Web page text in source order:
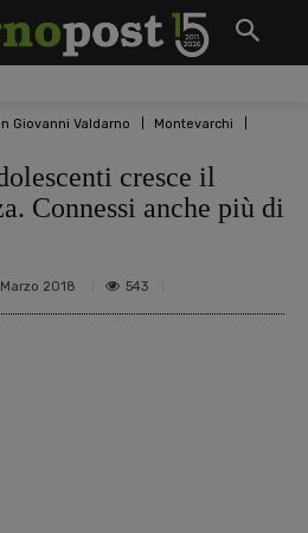
Giovanni Valdarno
Montevarchi
cresce il
Connessi anche più di
2018 543